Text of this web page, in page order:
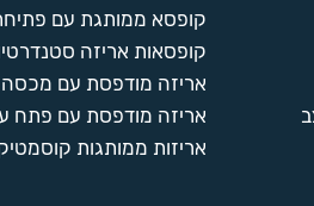
קופסא ממותגת עם
קופסאות אריזה
אריזה מודפסת עם מכסה
אריזה מודפסת עם פתח
אריזות ממותגות